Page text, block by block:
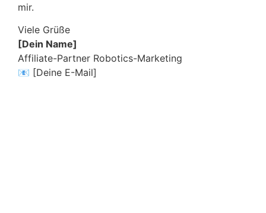
mir.
Viele Grüße
[Dein Name]
Affiliate-Partner Robotics-Marketing
📧 [Deine E-Mail]